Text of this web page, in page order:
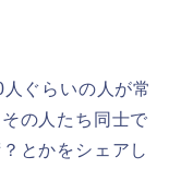
ぐらいの人が常
の人たち同士で
とかをシェアし